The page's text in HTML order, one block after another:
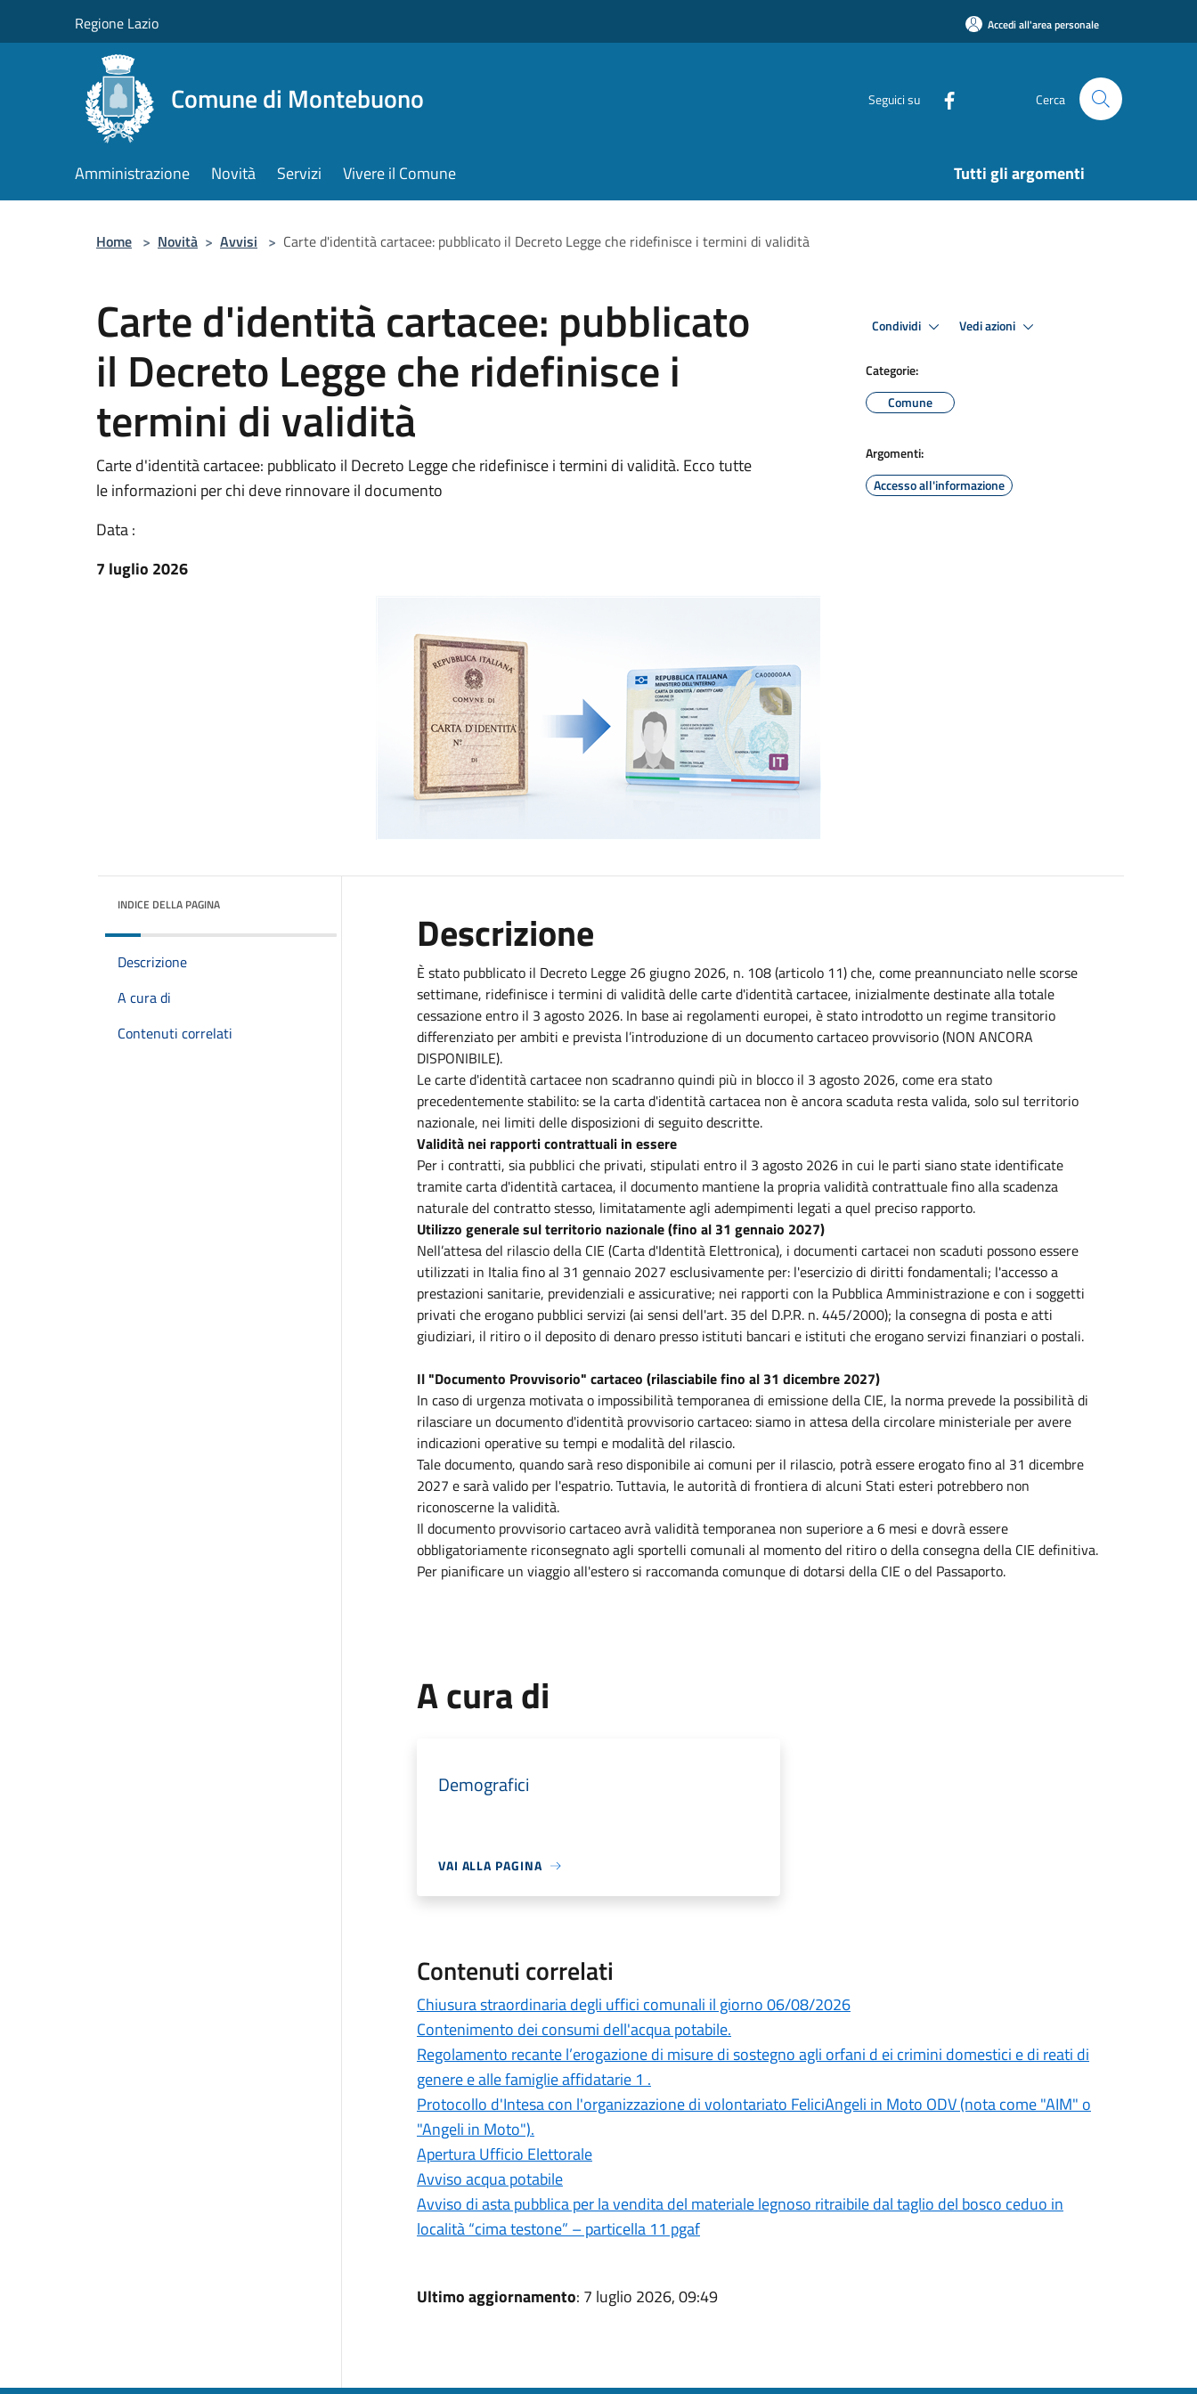
Regione Lazio Accedi all'area personale
Comune di Montebuono Seguici su Cerca
Amministrazione Novità Servizi Vivere il Comune Tutti gli argomenti
Home > Novità > Avvisi > Carte d'identità cartacee: pubblicato il Decreto Legge che ridefinisce i termini di validità
Carte d'identità cartacee: pubblicato
il Decreto Legge che ridefinisce i
termini di validità
Carte d'identità cartacee: pubblicato il Decreto Legge che ridefinisce i termini di validità. Ecco tutte
le informazioni per chi deve rinnovare il documento
Data :
7 luglio 2026
Condividi Vedi azioni
Categorie:
Comune
Argomenti:
Accesso all'informazione
INDICE DELLA PAGINA
Descrizione
A cura di
Contenuti correlati
Descrizione
È stato pubblicato il Decreto Legge 26 giugno 2026, n. 108 (articolo 11) che, come preannunciato nelle scorse
settimane, ridefinisce i termini di validità delle carte d'identità cartacee, inizialmente destinate alla totale
cessazione entro il 3 agosto 2026. In base ai regolamenti europei, è stato introdotto un regime transitorio
differenziato per ambiti e prevista l’introduzione di un documento cartaceo provvisorio (NON ANCORA
DISPONIBILE).
Le carte d'identità cartacee non scadranno quindi più in blocco il 3 agosto 2026, come era stato
precedentemente stabilito: se la carta d'identità cartacea non è ancora scaduta resta valida, solo sul territorio
nazionale, nei limiti delle disposizioni di seguito descritte.
Validità nei rapporti contrattuali in essere
Per i contratti, sia pubblici che privati, stipulati entro il 3 agosto 2026 in cui le parti siano state identificate
tramite carta d'identità cartacea, il documento mantiene la propria validità contrattuale fino alla scadenza
naturale del contratto stesso, limitatamente agli adempimenti legati a quel preciso rapporto.
Utilizzo generale sul territorio nazionale (fino al 31 gennaio 2027)
Nell’attesa del rilascio della CIE (Carta d'Identità Elettronica), i documenti cartacei non scaduti possono essere
utilizzati in Italia fino al 31 gennaio 2027 esclusivamente per: l'esercizio di diritti fondamentali; l'accesso a
prestazioni sanitarie, previdenziali e assicurative; nei rapporti con la Pubblica Amministrazione e con i soggetti
privati che erogano pubblici servizi (ai sensi dell'art. 35 del D.P.R. n. 445/2000); la consegna di posta e atti
giudiziari, il ritiro o il deposito di denaro presso istituti bancari e istituti che erogano servizi finanziari o postali.
Il "Documento Provvisorio" cartaceo (rilasciabile fino al 31 dicembre 2027)
In caso di urgenza motivata o impossibilità temporanea di emissione della CIE, la norma prevede la possibilità di
rilasciare un documento d'identità provvisorio cartaceo: siamo in attesa della circolare ministeriale per avere
indicazioni operative su tempi e modalità del rilascio.
Tale documento, quando sarà reso disponibile ai comuni per il rilascio, potrà essere erogato fino al 31 dicembre
2027 e sarà valido per l'espatrio. Tuttavia, le autorità di frontiera di alcuni Stati esteri potrebbero non
riconoscerne la validità.
Il documento provvisorio cartaceo avrà validità temporanea non superiore a 6 mesi e dovrà essere
obbligatoriamente riconsegnato agli sportelli comunali al momento del ritiro o della consegna della CIE definitiva.
Per pianificare un viaggio all'estero si raccomanda comunque di dotarsi della CIE o del Passaporto.
A cura di
Demografici
VAI ALLA PAGINA
Contenuti correlati
Chiusura straordinaria degli uffici comunali il giorno 06/08/2026
Contenimento dei consumi dell'acqua potabile.
Regolamento recante l’erogazione di misure di sostegno agli orfani d ei crimini domestici e di reati di
genere e alle famiglie affidatarie 1 .
Protocollo d'Intesa con l'organizzazione di volontariato FeliciAngeli in Moto ODV (nota come "AIM" o
"Angeli in Moto").
Apertura Ufficio Elettorale
Avviso acqua potabile
Avviso di asta pubblica per la vendita del materiale legnoso ritraibile dal taglio del bosco ceduo in
località “cima testone” – particella 11 pgaf
Ultimo aggiornamento: 7 luglio 2026, 09:49